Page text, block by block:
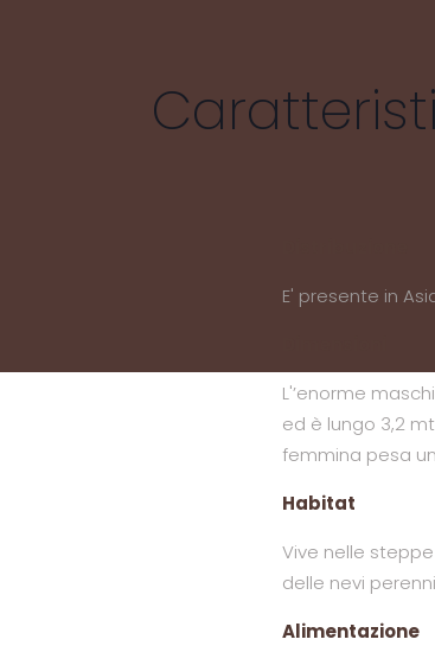
E' presente in
L'’enorme
ed è lungo 3,2
femmina pesa
Habitat
Vive nelle
delle nevi
Alimentazione